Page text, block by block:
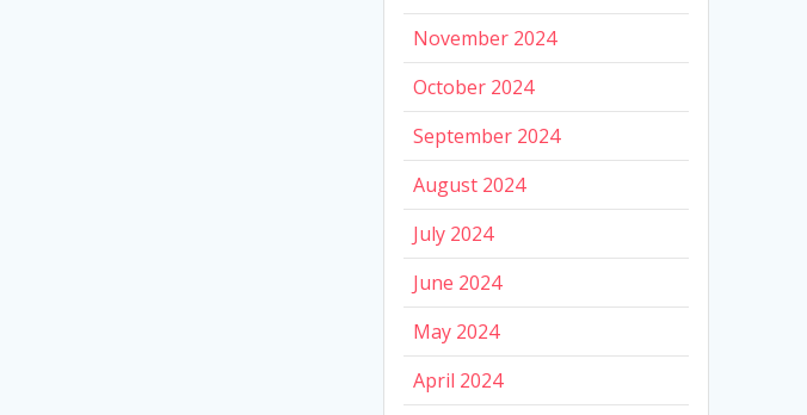
November 2024
October 2024
September 2024
August 2024
July 2024
June 2024
May 2024
April 2024